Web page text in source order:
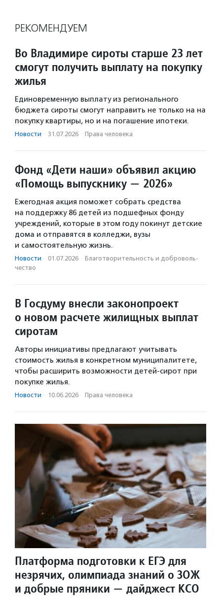
РЕКОМЕНДУЕМ
Во Владимире сироты старше 23 лет
смогут получить выплату на покупку
жилья
Единовременную выплату из регионального
бюджета сироты смогут направить не только на на
покупку квартиры, но и на погашение ипотеки.
Новости · 31.07.2026 · Права человека
Фонд «Дети наши» объявил акцию
«Помощь выпускнику — 2026»
Ежегодная акция поможет собрать средства
на поддержку 86 детей из подшефных фонду
учреждений, которые в этом году покинут детские
дома и отправятся в колледжи, вузы
и самостоятельную жизнь.
Новости · 01.07.2026 · Благотвори­тель­ность и доброволь­
чест­во
В Госдуму внесли законопроект
о новом расчете жилищных выплат
сиротам
Авторы инициативы предлагают учитывать
стоимость жилья в конкретном муниципалитете,
чтобы расширить возможности детей-сирот при
покупке жилья.
Новости · 10.06.2026 · Права человека
Платформа подготовки к ЕГЭ для
незрячих, олимпиада знаний о ЗОЖ
и добрые пряники — дайджест КСО